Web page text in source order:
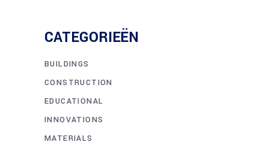
CATEGORIEËN
BUILDINGS
CONSTRUCTION
EDUCATIONAL
INNOVATIONS
MATERIALS